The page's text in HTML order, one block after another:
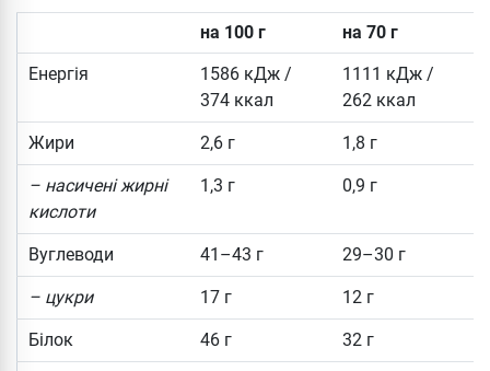
на 100 г
на 70 г
Енергія
1586 кДж /
374 ккал
1111 кДж /
262 ккал
Жири 2,6 г 1,8 г
– насичені жирні
кислоти
1,3 г 0,9 г
Вуглеводи 41–43 г 29–30 г
– цукри 17 г 12 г
Білок 46 г 32 г